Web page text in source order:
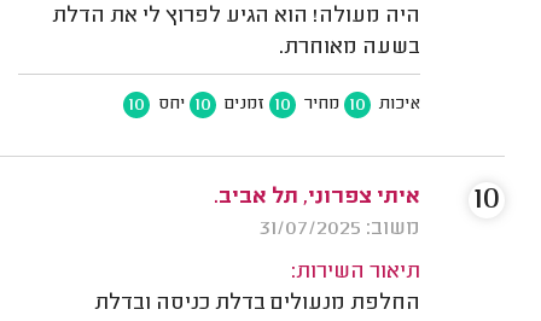
היה מעולה! הוא הגיע לפרוץ לי את הדלת
בשעה מאוחרת.
איכות 10 מחיר 10 זמנים 10 יחס 10
איתי צפרוני, תל אביב.
משוב: 31/07/2025
תיאור השירות:
החלפת מנעולים בדלת כניסה ובדלת
10